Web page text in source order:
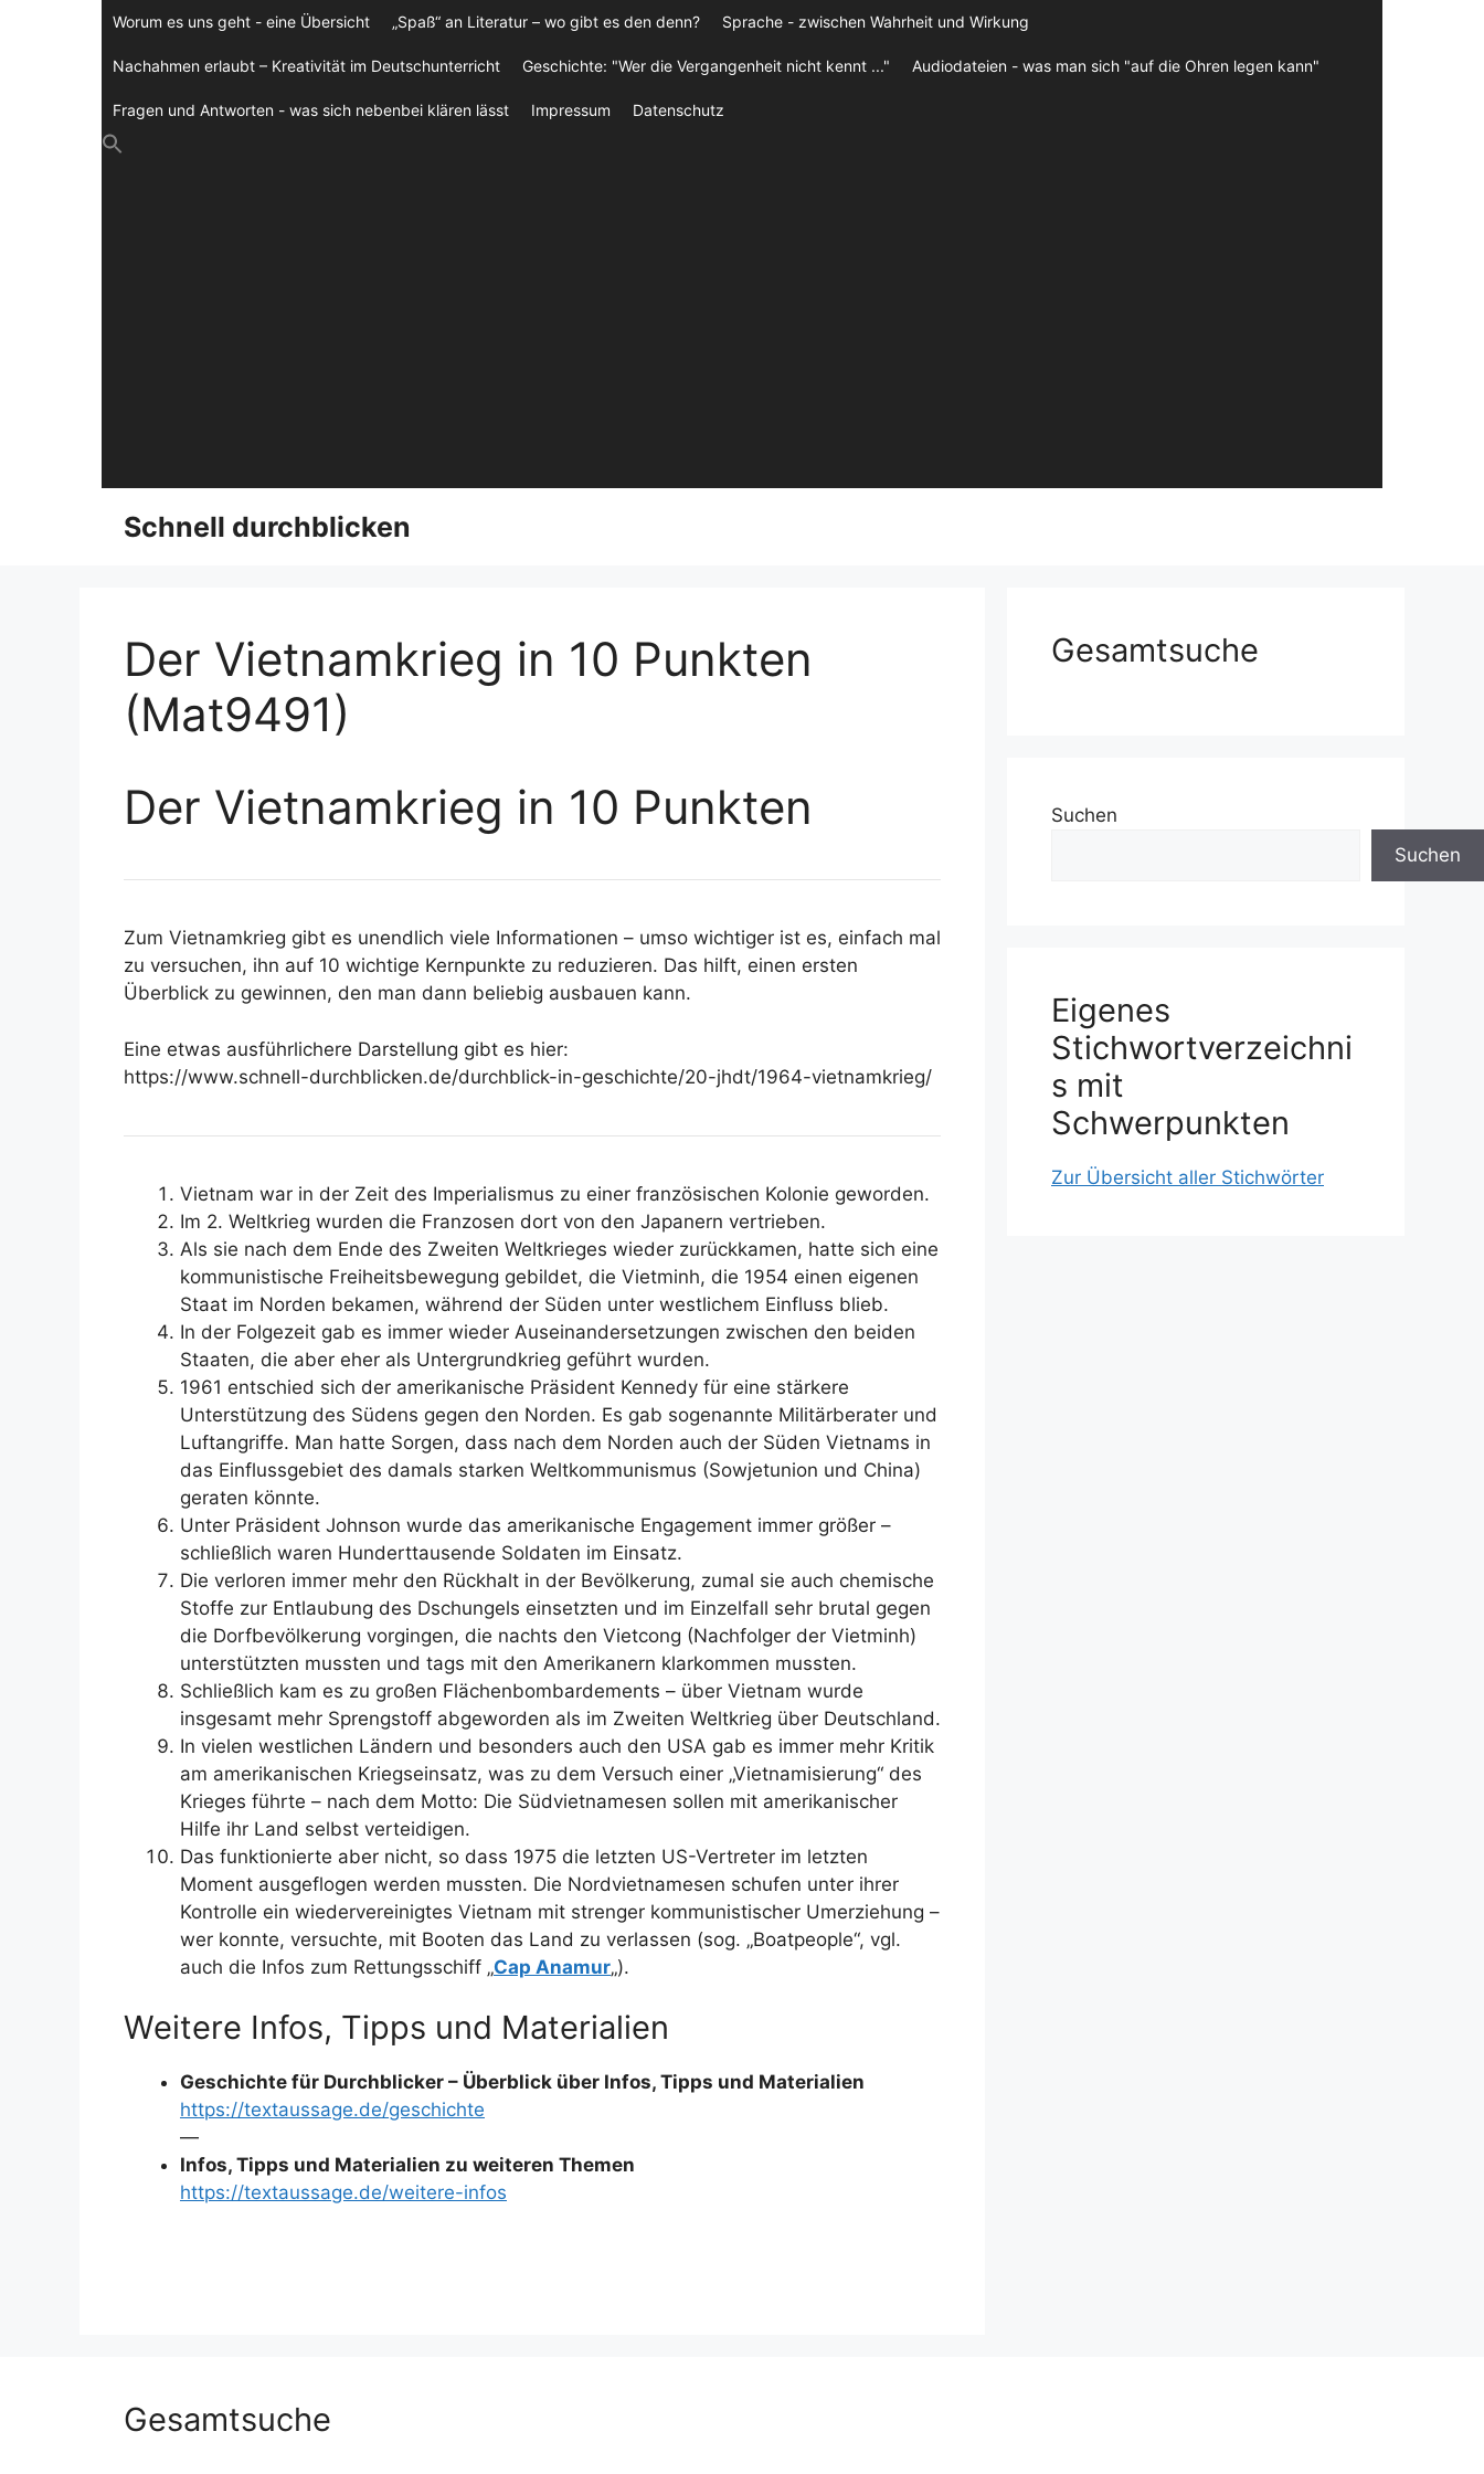
Worum es uns geht - eine Übersicht „Spaß“ an Literatur – wo gibt es den denn? Sprache - zwischen Wahrheit und Wirkung
Nachahmen erlaubt – Kreativität im Deutschunterricht Geschichte: "Wer die Vergangenheit nicht kennt ..." Audiodateien - was man sich "auf die Ohren legen kann"
Fragen und Antworten - was sich nebenbei klären lässt Impressum Datenschutz
Schnell durchblicken
Der Vietnamkrieg in 10 Punkten
(Mat9491)
Der Vietnamkrieg in 10 Punkten
Zum Vietnamkrieg gibt es unendlich viele Informationen – umso wichtiger ist es, einfach mal
zu versuchen, ihn auf 10 wichtige Kernpunkte zu reduzieren. Das hilft, einen ersten
Überblick zu gewinnen, den man dann beliebig ausbauen kann.
Eine etwas ausführlichere Darstellung gibt es hier:
https://www.schnell-durchblicken.de/durchblick-in-geschichte/20-jhdt/1964-vietnamkrieg/
Vietnam war in der Zeit des Imperialismus zu einer französischen Kolonie geworden.
Im 2. Weltkrieg wurden die Franzosen dort von den Japanern vertrieben.
Als sie nach dem Ende des Zweiten Weltkrieges wieder zurückkamen, hatte sich eine
kommunistische Freiheitsbewegung gebildet, die Vietminh, die 1954 einen eigenen
Staat im Norden bekamen, während der Süden unter westlichem Einfluss blieb.
In der Folgezeit gab es immer wieder Auseinandersetzungen zwischen den beiden
Staaten, die aber eher als Untergrundkrieg geführt wurden.
1961 entschied sich der amerikanische Präsident Kennedy für eine stärkere
Unterstützung des Südens gegen den Norden. Es gab sogenannte Militärberater und
Luftangriffe. Man hatte Sorgen, dass nach dem Norden auch der Süden Vietnams in
das Einflussgebiet des damals starken Weltkommunismus (Sowjetunion und China)
geraten könnte.
Unter Präsident Johnson wurde das amerikanische Engagement immer größer –
schließlich waren Hunderttausende Soldaten im Einsatz.
Die verloren immer mehr den Rückhalt in der Bevölkerung, zumal sie auch chemische
Stoffe zur Entlaubung des Dschungels einsetzten und im Einzelfall sehr brutal gegen
die Dorfbevölkerung vorgingen, die nachts den Vietcong (Nachfolger der Vietminh)
unterstützten mussten und tags mit den Amerikanern klarkommen mussten.
Schließlich kam es zu großen Flächenbombardements – über Vietnam wurde
insgesamt mehr Sprengstoff abgeworden als im Zweiten Weltkrieg über Deutschland.
In vielen westlichen Ländern und besonders auch den USA gab es immer mehr Kritik
am amerikanischen Kriegseinsatz, was zu dem Versuch einer „Vietnamisierung“ des
Krieges führte – nach dem Motto: Die Südvietnamesen sollen mit amerikanischer
Hilfe ihr Land selbst verteidigen.
Das funktionierte aber nicht, so dass 1975 die letzten US-Vertreter im letzten
Moment ausgeflogen werden mussten. Die Nordvietnamesen schufen unter ihrer
Kontrolle ein wiedervereinigtes Vietnam mit strenger kommunistischer Umerziehung –
wer konnte, versuchte, mit Booten das Land zu verlassen (sog. „Boatpeople“, vgl.
auch die Infos zum Rettungsschiff „Cap Anamur„).
Weitere Infos, Tipps und Materialien
Geschichte für Durchblicker – Überblick über Infos, Tipps und Materialien
https://textaussage.de/geschichte
—
Infos, Tipps und Materialien zu weiteren Themen
https://textaussage.de/weitere-infos
Gesamtsuche
Suchen
Suchen
Eigenes
Stichwortverzeichni
s mit
Schwerpunkten
Zur Übersicht aller Stichwörter
Gesamtsuche